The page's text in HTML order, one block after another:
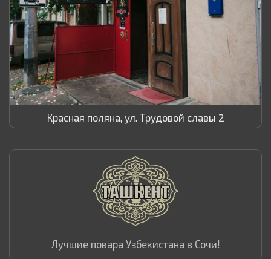
Красная поляна, ул. Трудовой славы 2
Лучшие повара Узбекистана в Сочи!